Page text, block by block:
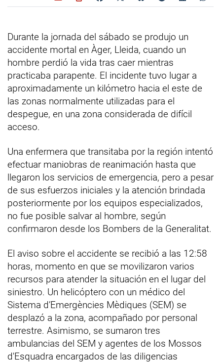
Durante la jornada del sábado se produjo un
accidente mortal en Àger, Lleida, cuando un
hombre perdió la vida tras caer mientras
practicaba parapente. El incidente tuvo lugar a
aproximadamente un kilómetro hacia el este de
las zonas normalmente utilizadas para el
despegue, en una zona considerada de difícil
acceso.
Una enfermera que transitaba por la región intentó
efectuar maniobras de reanimación hasta que
llegaron los servicios de emergencia, pero a pesar
de sus esfuerzos iniciales y la atención brindada
posteriormente por los equipos especializados,
no fue posible salvar al hombre, según
confirmaron desde los Bombers de la Generalitat.
El aviso sobre el accidente se recibió a las 12:58
horas, momento en que se movilizaron varios
recursos para atender la situación en el lugar del
siniestro. Un helicóptero con un médico del
Sistema d’Emergències Mèdiques (SEM) se
desplazó a la zona, acompañado por personal
terrestre. Asimismo, se sumaron tres
ambulancias del SEM y agentes de los Mossos
d'Esquadra encargados de las diligencias